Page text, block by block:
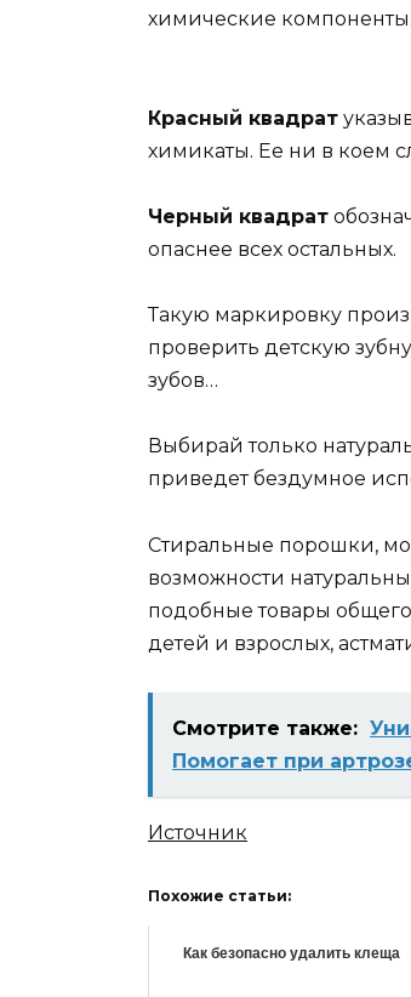
химические компоненты.
Красный квадрат
химикаты. Ее ни в коем
Черный квадрат
опаснее всех остальных.
Такую маркировку
проверить детскую
зубов…
Выбирай только
приведет бездумное
Стиральные порошки,
возможности
подобные товары
детей и взрослых,
Смотрите также:
Помогает при
Источник
Похожие статьи:
Как безопасно удалить клеща